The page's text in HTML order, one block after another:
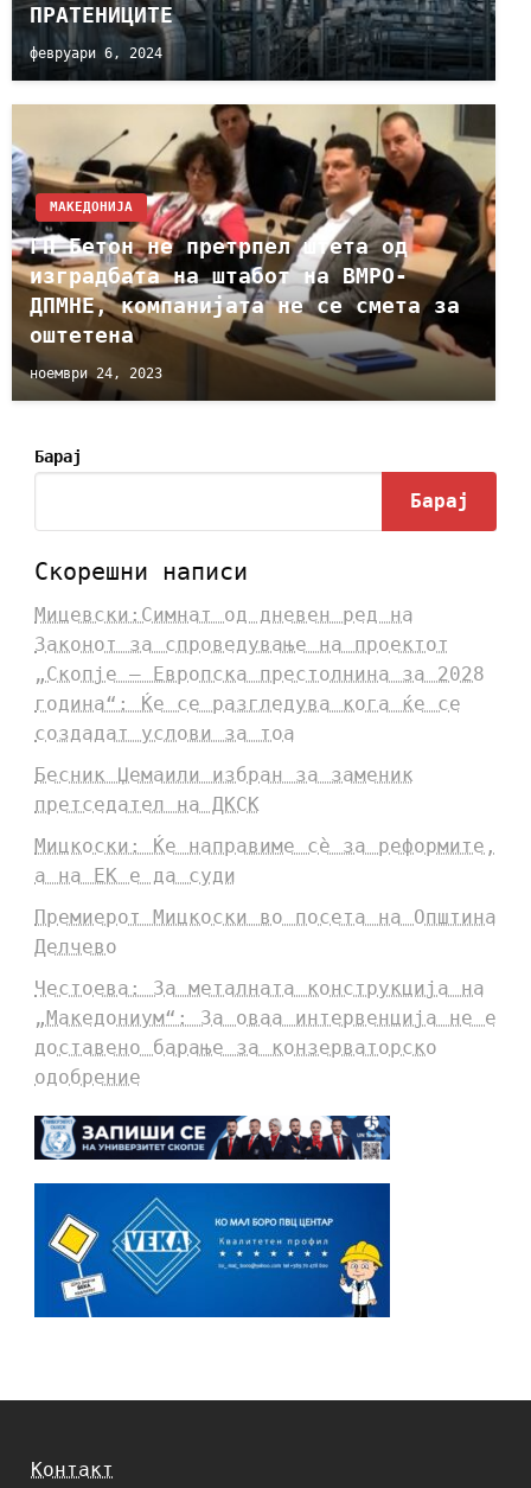
ПРАТЕНИЦИТЕ
февруари 6, 2024
МАКЕДОНИЈА
ГП Бетон не претрпел штета од
изградбата на штабот на ВМРО-
ДПМНЕ, компанијата не се смета за
оштетена
ноември 24, 2023
Барај
Барај
Скорешни написи
Мицевски:Симнат од дневен ред на
Законот за спроведување на проектот
„Скопје – Европска престолнина за 2028
година“: Ќе се разгледува кога ќе се
создадат услови за тоа
Бесник Џемаили избран за заменик
претседател на ДКСК
Мицкоски: Ќе направиме сè за реформите,
а на ЕК е да суди
Премиерот Мицкоски во посета на Општина
Делчево
Честоева: За металната конструкција на
„Македониум“: За оваа интервенција не е
доставено барање за конзерваторско
одобрение
Контакт